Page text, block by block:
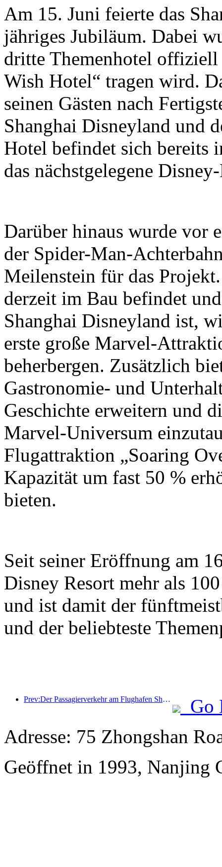
Am 15. Juni feierte das
jähriges Jubiläum. Dabei
dritte Themenhotel offiziell
Wish Hotel“ tragen wird.
seinen Gästen nach
Shanghai Disneyland und
Hotel befindet sich bereits
das nächstgelegene
Darüber hinaus wurde vor
der Spider-Man-
Meilenstein für das
derzeit im Bau befindet
Shanghai Disneyland ist,
erste große Marvel-
beherbergen. Zusätzlich
Gastronomie- und
Geschichte erweitern und
Marvel-Universum
Flugattraktion „Soaring
Kapazität um fast 50 %
bieten.
Seit seiner Eröffnung am
Disney Resort mehr als
und ist damit der
und der beliebteste
Prev:Der Passagierverkehr am Flughafen Shenzhen hat in diesem Jahr die Marke von 3 Millionen überschritten und damit einen neuen Rekord für den gleichen Zeitraum aufgestellt.
Go
Adresse: 75 Zhongshan
Geöffnet in 1993, Nanjing